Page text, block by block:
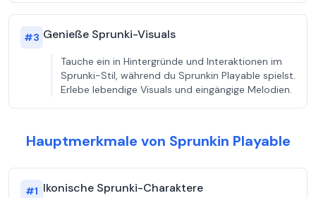
#3 Genieße Sprunki-Visuals
Tauche ein in Hintergründe und Interaktionen im
Sprunki-Stil, während du Sprunkin Playable spielst.
Erlebe lebendige Visuals und eingängige Melodien.
Hauptmerkmale von Sprunkin Playable
#1 Ikonische Sprunki-Charaktere